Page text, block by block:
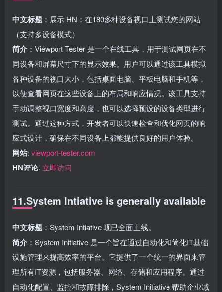
中文标题 ：展示 HN：在180多种设备视口上测试您的网站
（支持多设备模式）
简介 ：Viewport Tester 是一个在线工具，用于测试网页在不
同设备和屏幕尺寸下的显示效果。用户可以通过该工具模拟
各种设备的视口大小，包括桌面电脑、平板电脑和手机等，
以便查看网页在这些设备上的布局和响应情况。该工具支持
手动调整视口宽度和高度，也可以选择预设的设备类型进行
测试。通过这种方式，开发者可以快速检查和优化网页的响
应式设计，确保在不同设备上都能提供良好的用户体验。
网站: viewport-tester.com
HN评论: 立即访问
11.System Intiative is generally available
中文标题 ：System Intiative 现已全面上线。
简介 ：System Initiative 是一个旨在通过自动化和简化IT基础
设施管理来提高效率的平台。它提供了一个统一的界面来管
理所有IT资源，包括服务器、网络、存储和应用程序。通过
自动化配置、监控和故障排除，System Initiative 帮助企业减